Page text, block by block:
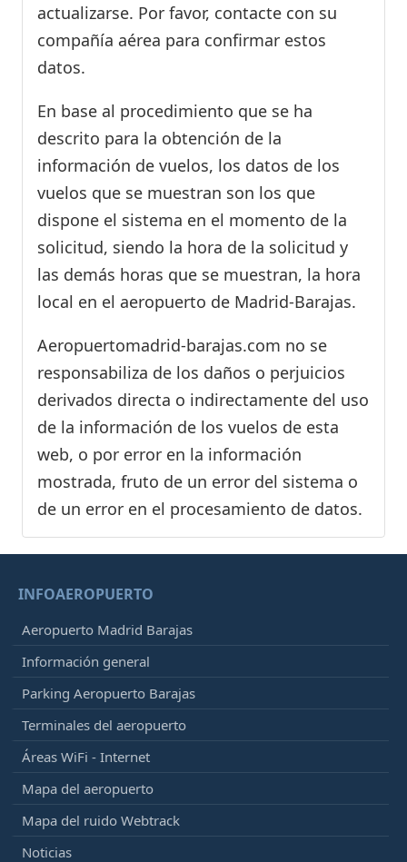
actualizarse. Por favor, contacte con su
compañía aérea para confirmar estos
datos.
En base al procedimiento que se ha
descrito para la obtención de la
información de vuelos, los datos de los
vuelos que se muestran son los que
dispone el sistema en el momento de la
solicitud, siendo la hora de la solicitud y
las demás horas que se muestran, la hora
local en el aeropuerto de Madrid-Barajas.
Aeropuertomadrid-barajas.com no se
responsabiliza de los daños o perjuicios
derivados directa o indirectamente del uso
de la información de los vuelos de esta
web, o por error en la información
mostrada, fruto de un error del sistema o
de un error en el procesamiento de datos.
INFOAEROPUERTO
Aeropuerto Madrid Barajas
Información general
Parking Aeropuerto Barajas
Terminales del aeropuerto
Áreas WiFi - Internet
Mapa del aeropuerto
Mapa del ruido Webtrack
Noticias